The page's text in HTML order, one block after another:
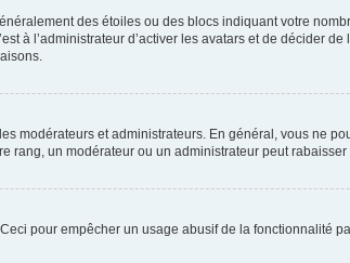
des étoiles ou des blocs indiquant votre
à l’administrateur d’activer les avatars et de décider
modérateurs et administrateurs. En général, vous ne
rang, un modérateur ou un administrateur peut
pour empêcher un usage abusif de la fonctionnalité